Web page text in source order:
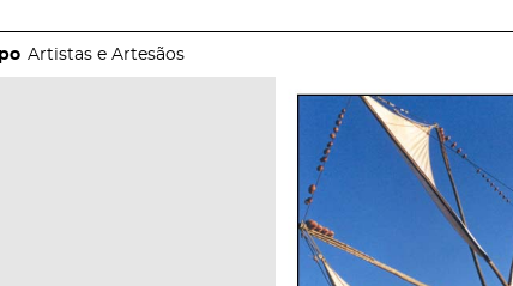
Artistas e Artesãos